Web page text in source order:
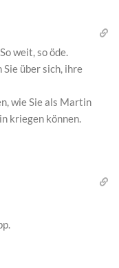
weit, so öde.
über sich, ihre
wie Sie als Martin
kriegen können.